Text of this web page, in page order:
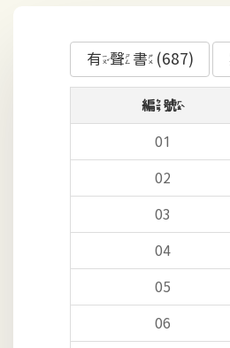
有聲書(687)
編號
01
02
03
04
05
06